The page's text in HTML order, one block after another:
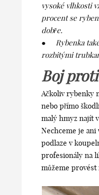
vysoké vlhkosti
procent se
dobře.
● Rybenka
rozbitými
Boj
Ačkoliv rybenky
nebo přímo
malý hmyz najít
Nechceme je ani
podlaze v
profesionály na
můžeme provést